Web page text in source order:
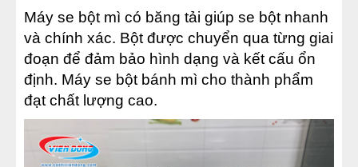
Máy se bột mì có băng tải giúp se bột nhanh
và chính xác. Bột được chuyển qua từng giai
đoạn để đảm bảo hình dạng và kết cấu ổn
định. Máy se bột bánh mì cho thành phẩm
đạt chất lượng cao.